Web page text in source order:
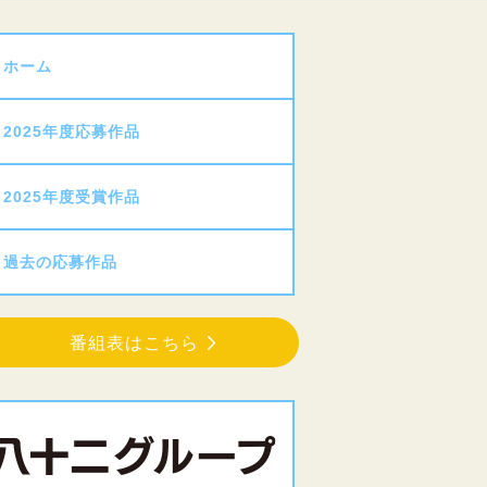
ホーム
2025年度応募作品
2025年度受賞作品
過去の応募作品
番組表はこちら